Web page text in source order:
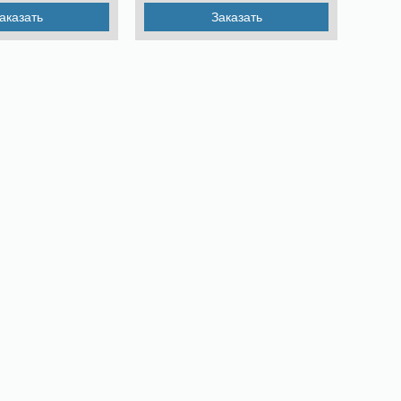
Заказать